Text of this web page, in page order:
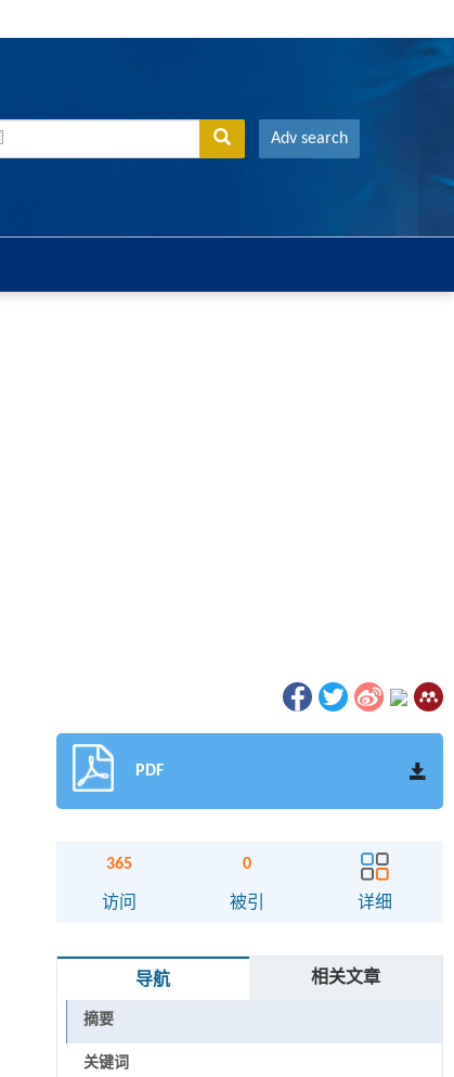
Adv search
PDF
365
访问
0
被引 详细
导航 相关文章
摘要
关键词